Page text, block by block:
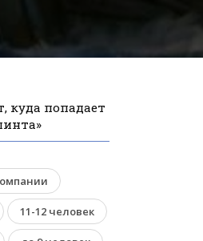
куда попадает
11-12 человек